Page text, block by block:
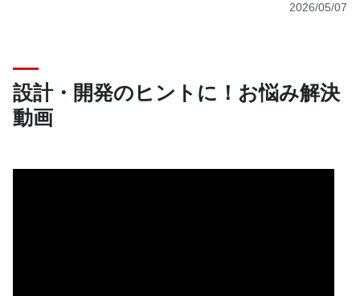
2026/05/07
設計・開発のヒントに！お悩み解決
動画